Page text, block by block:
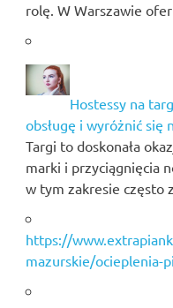
rolę. W Warszawie
Hostessy na
obsługę i wyróżnić się
Targi to doskonała
marki i przyciągnięcia
w tym zakresie często
https://
mazurskie/ocieplenia-